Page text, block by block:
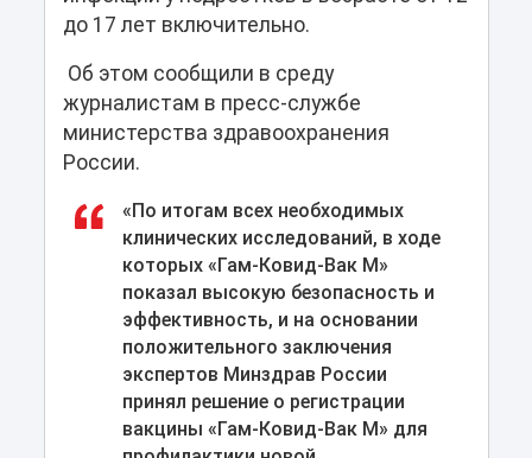
до 17 лет включительно.
Об этом сообщили в среду
журналистам в пресс-службе
министерства здравоохранения
России.
«По итогам всех необходимых
клинических исследований, в ходе
которых «Гам-Ковид-Вак М»
показал высокую безопасность и
эффективность, и на основании
положительного заключения
экспертов Минздрав России
принял решение о регистрации
вакцины «Гам-Ковид-Вак М» для